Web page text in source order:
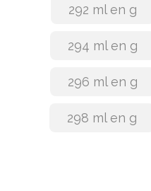
292 ml en g
294 ml en g
296 ml en g
298 ml en g